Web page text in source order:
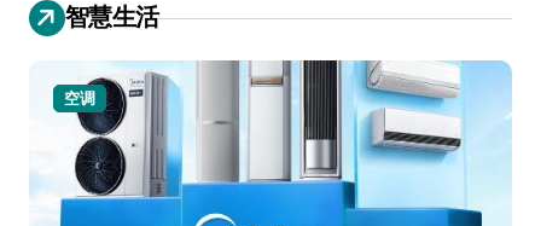
智慧生活
空调